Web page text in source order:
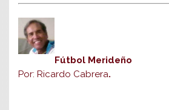
Fútbol Merideño
Por: Ricardo Cabrera.